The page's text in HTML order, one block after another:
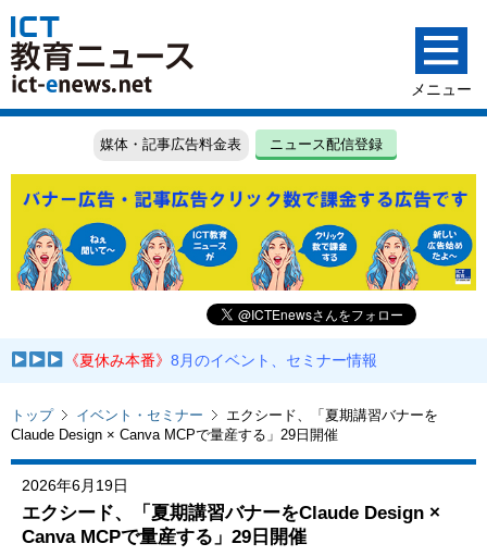
媒体・記事広告料金表 ニュース配信登録
《夏休み本番》8月のイベント、セミナー情報
トップ イベント・セミナー
エクシード、「夏期講習バナーを
Claude Design × Canva MCPで量産する」29日開催
2026年6月19日
エクシード、「夏期講習バナーをClaude Design ×
Canva MCPで量産する」29日開催